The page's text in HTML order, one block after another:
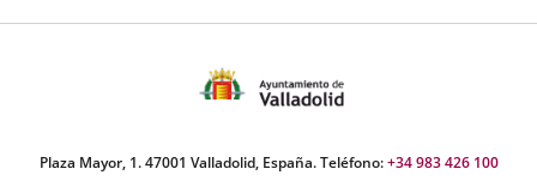
Plaza Mayor, 1. 47001 Valladolid, España. Teléfono:+34 983 426 100